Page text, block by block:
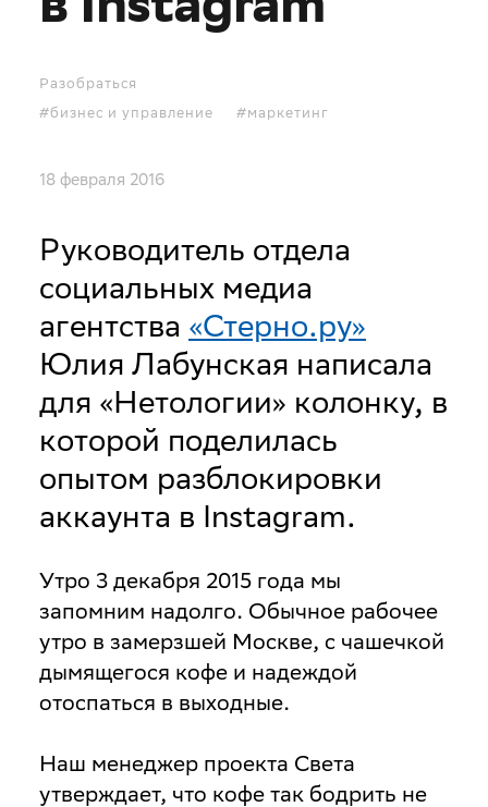
Разобраться
#бизнес и управление
#маркетинг
18 февраля 2016
Руководитель отдела
социальных медиа
агентства «Стерно.ру»
Юлия Лабунская написала
для «Нетологии» колонку, в
которой поделилась
опытом разблокировки
аккаунта в Instagram.
Утро 3 декабря 2015 года мы
запомним надолго. Обычное рабочее
утро в замерзшей Москве, с чашечкой
дымящегося кофе и надеждой
отоспаться в выходные.
Наш менеджер проекта Света
утверждает, что кофе так бодрить не